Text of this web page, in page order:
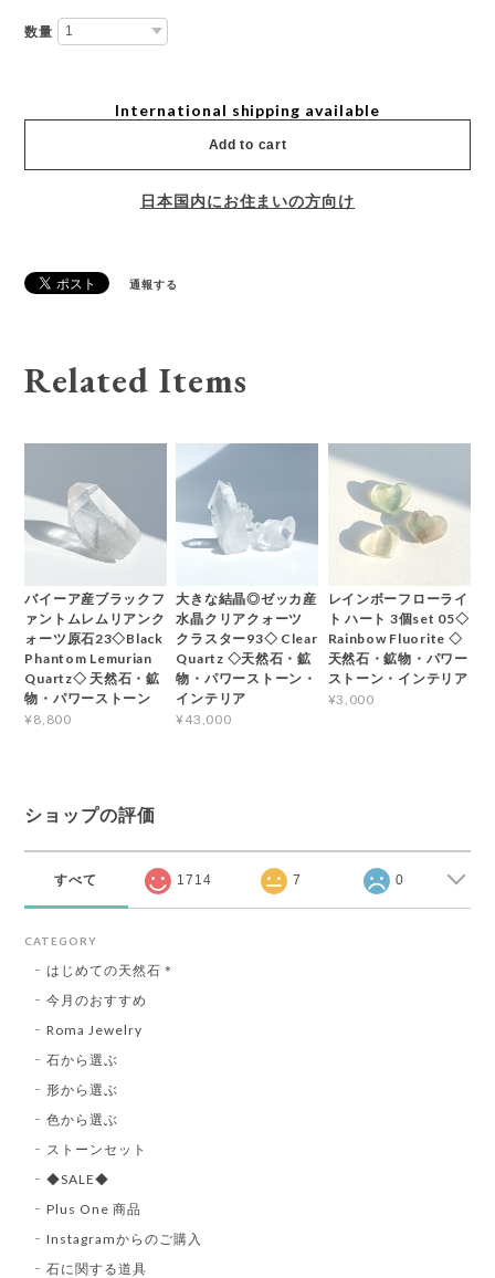
数量
International shipping available
Add to cart
日本国内にお住まいの方向け
通報する
Related Items
バイーア産ブラックフ
ァントムレムリアンク
ォーツ原石23◇Black
Phantom Lemurian
Quartz◇ 天然石・鉱
物・パワーストーン
¥8,800
大きな結晶◎ゼッカ産
水晶クリアクォーツ
クラスター93◇ Clear
Quartz ◇天然石・鉱
物・パワーストーン・
インテリア
¥43,000
レインボーフローライ
ト ハート 3個set 05◇
Rainbow Fluorite ◇
天然石・鉱物・パワー
ストーン・インテリア
¥3,000
ショップの評価
すべて 1714 7 0
CATEGORY
はじめての天然石＊
今月のおすすめ
Roma Jewelry
石から選ぶ
形から選ぶ
色から選ぶ
ストーンセット
◆SALE◆
Plus One 商品
Instagramからのご購入
石に関する道具